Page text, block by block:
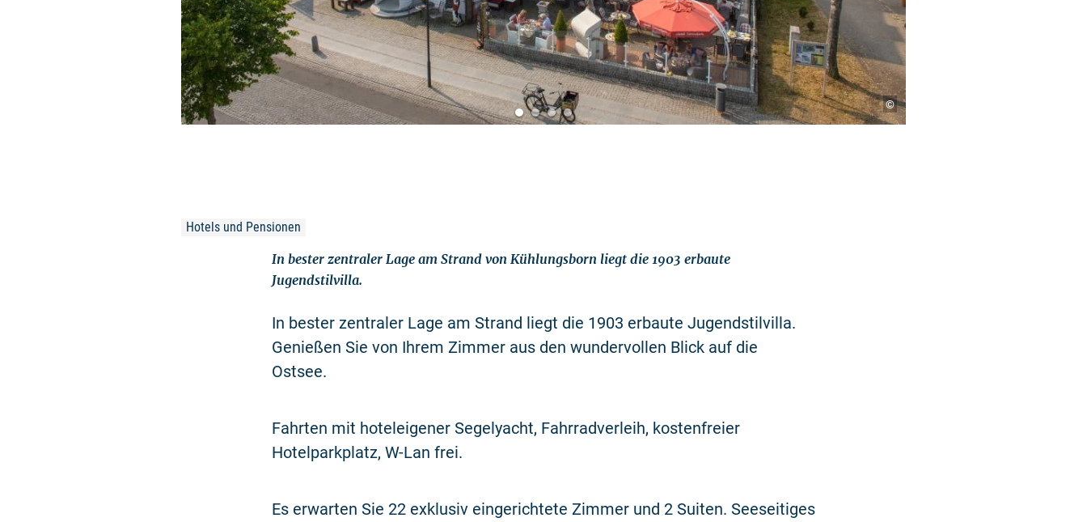
©
Hotels und Pensionen
In bester zentraler Lage am Strand von Kühlungsborn liegt die 1903 erbaute
Jugendstilvilla.
In bester zentraler Lage am Strand liegt die 1903 erbaute Jugendstilvilla.
Genießen Sie von Ihrem Zimmer aus den wundervollen Blick auf die
Ostsee.
Fahrten mit hoteleigener Segelyacht, Fahrradverleih, kostenfreier
Hotelparkplatz, W-Lan frei.
Es erwarten Sie 22 exklusiv eingerichtete Zimmer und 2 Suiten. Seeseitiges